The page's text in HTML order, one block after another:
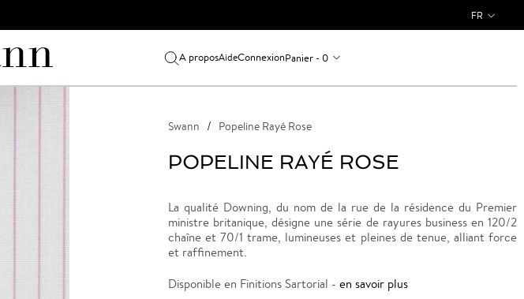
FR
A proposAideConnexionPanier - 0
Swann Popeline Rayé Rose
POPELINE RAYÉ ROSE
La qualité Downing, du nom de la rue de la résidence du Premier
ministre britanique, désigne une série de rayures business en 120/2
chaîne et 70/1 trame, lumineuses et pleines de tenue, alliant force
et raffinement.
Disponible en Finitions Sartorial - en savoir plus